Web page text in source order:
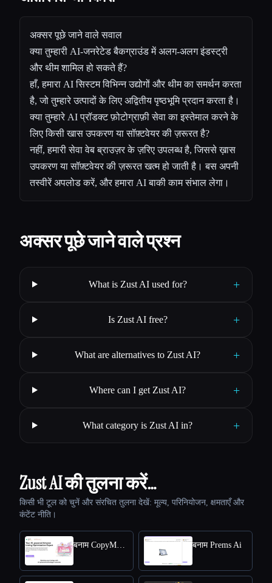
अक्सर पूछे जाने वाले सवाल
क्या तुम्हारी AI-जनरेटेड बैकग्राउंड में अलग-अलग इंडस्ट्री
और थीम शामिल हो सकते हैं?
हाँ, हमारा AI सिस्टम विभिन्न उद्योगों और थीम का समर्थन करता
है, जो तुम्हारे उत्पादों के लिए अद्वितीय पृष्ठभूमि प्रदान करता है।
क्या तुम्हारे AI प्रॉडक्ट फ़ोटोग्राफ़ी सेवा का इस्तेमाल करने के
लिए किसी खास उपकरण या सॉफ़्टवेयर की ज़रूरत है?
नहीं, हमारी सेवा वेब ब्राउज़र के ज़रिए उपलब्ध है, जिससे ख़ास
उपकरण या सॉफ़्टवेयर की ज़रूरत खत्म हो जाती है। बस अपनी
तस्वीरें अपलोड करें, और हमारा AI बाकी काम संभाल लेगा।
अक्सर पूछे जाने वाले प्रश्न
What is Zust AI used for? +
Is Zust AI free? +
What are alternatives to Zust AI? +
Where can I get Zust AI? +
What category is Zust AI in? +
Zust AI की तुलना करें…
किसी भी टूल को चुनें और संरचित तुलना देखें: मूल्य, परिनियोजन, क्षमताएँ और
कंटेंट नीति।
बनाम Prems Ai